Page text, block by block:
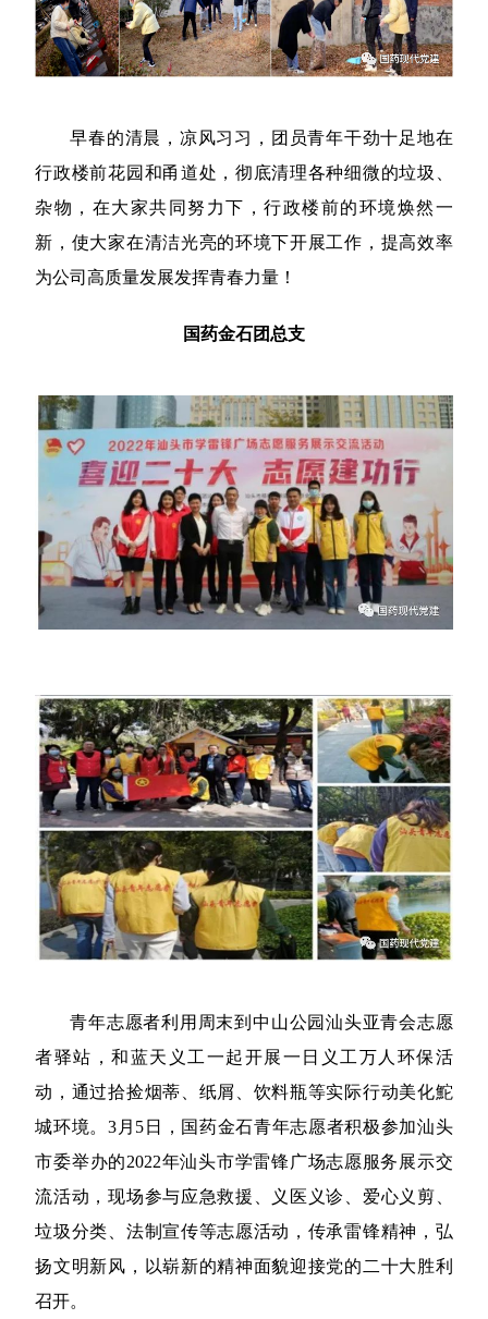
早春的清晨，凉风习习，团员青年干劲十足地在
行政楼前花园和甬道处，彻底清理各种细微的垃圾、
杂物，在大家共同努力下，行政楼前的环境焕然一
新，使大家在清洁光亮的环境下开展工作，提高效率
为公司高质量发展发挥青春力量！
国药金石团总支
青年志愿者利用周末到中山公园汕头亚青会志愿
者驿站，和蓝天义工一起开展一日义工万人环保活
动，通过拾捡烟蒂、纸屑、饮料瓶等实际行动美化鮀
城环境。3月5日，国药金石青年志愿者积极参加汕头
市委举办的2022年汕头市学雷锋广场志愿服务展示交
流活动，现场参与应急救援、义医义诊、爱心义剪、
垃圾分类、法制宣传等志愿活动，传承雷锋精神，弘
扬文明新风，以崭新的精神面貌迎接党的二十大胜利
召开。